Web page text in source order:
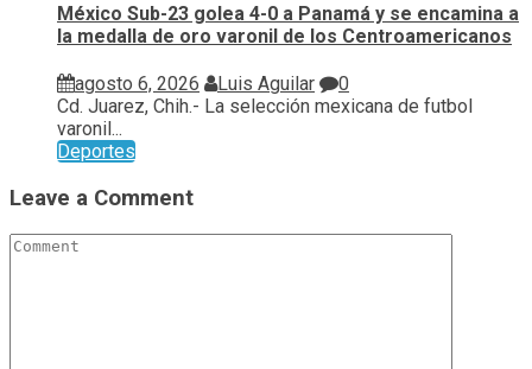
México Sub-23 golea 4-0 a Panamá y se encamina a
la medalla de oro varonil de los Centroamericanos
agosto 6, 2026 Luis Aguilar
0
Cd. Juarez, Chih.- La selección mexicana de futbol
varonil...
Deportes
Leave a Comment